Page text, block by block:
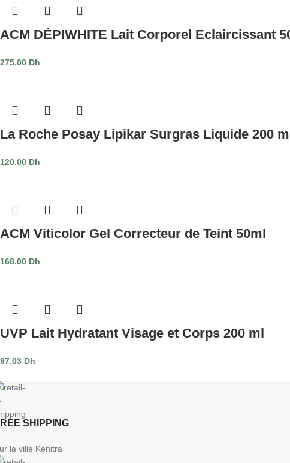
ACM DÉPIWHITE Lait Corporel Eclaircissant
275.00 Dh
La Roche Posay Lipikar Surgras Liquide 200 ml
120.00 Dh
ACM Viticolor Gel Correcteur de Teint 50ml
168.00 Dh
UVP Lait Hydratant Visage et Corps 200 ml
97.03 Dh
SHIPPING
la ville Kénitra